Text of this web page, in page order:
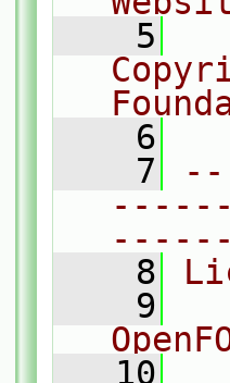
    5
    6
    7
    8
    9
   10